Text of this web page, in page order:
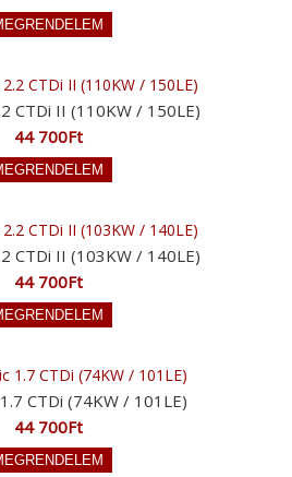
CTDi II (110KW / 150LE)
44 700Ft
CTDi II (103KW / 140LE)
44 700Ft
CTDi (74KW / 101LE)
44 700Ft